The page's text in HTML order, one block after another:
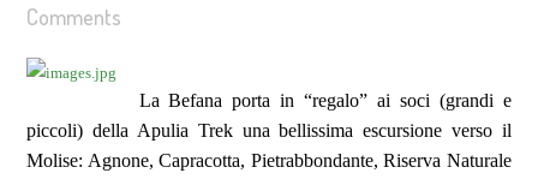
Comments
La Befana porta in “regalo” ai soci (grandi e
piccoli) della Apulia Trek una bellissima escursione verso il
Molise: Agnone, Capracotta, Pietrabbondante, Riserva Naturale